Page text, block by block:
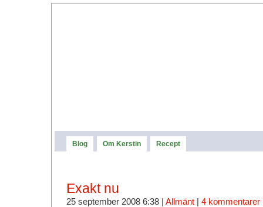
Blog Om Kerstin Recept
Exakt nu
25 september 2008 6:38 | Allmänt| 4 kommentarer